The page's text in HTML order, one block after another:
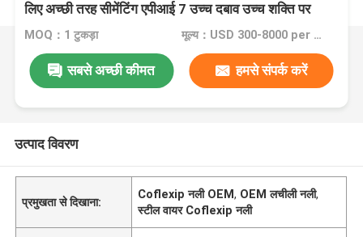
लिए अच्छी तरह सीमेंटिंग एपीआई 7 उच्च दबाव उच्च शक्ति पर
MOQ：1 टुकड़ा मूल्य：USD 300-8000 per set
सबसे अच्छी कीमत हमसे संपर्क करें
उत्पाद विवरण
प्रमुखता से दिखाना:
Coflexip नली OEM, OEM लचीली नली,
स्टील वायर Coflexip नली